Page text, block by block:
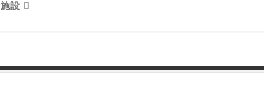
施設